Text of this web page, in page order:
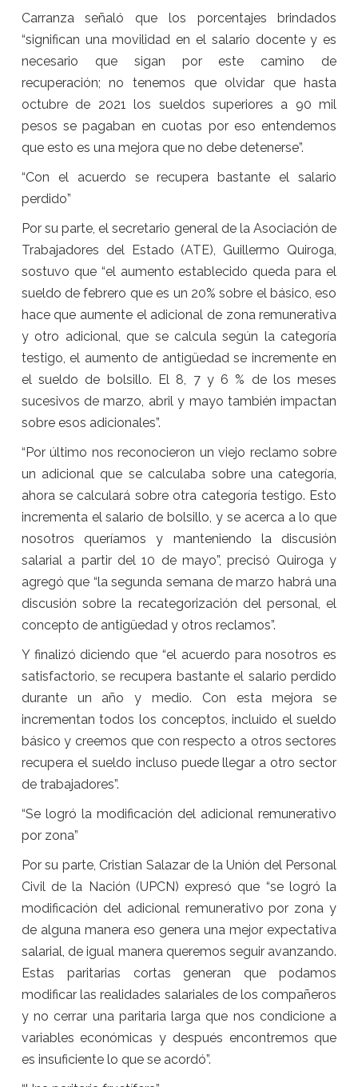
Carranza señaló que los porcentajes brindados
“significan una movilidad en el salario docente y es
necesario que sigan por este camino de
recuperación; no tenemos que olvidar que hasta
octubre de 2021 los sueldos superiores a 90 mil
pesos se pagaban en cuotas por eso entendemos
que esto es una mejora que no debe detenerse”.
“Con el acuerdo se recupera bastante el salario
perdido”
Por su parte, el secretario general de la Asociación de
Trabajadores del Estado (ATE), Guillermo Quiroga,
sostuvo que “el aumento establecido queda para el
sueldo de febrero que es un 20% sobre el básico, eso
hace que aumente el adicional de zona remunerativa
y otro adicional, que se calcula según la categoría
testigo, el aumento de antigüedad se incremente en
el sueldo de bolsillo. El 8, 7 y 6 % de los meses
sucesivos de marzo, abril y mayo también impactan
sobre esos adicionales”.
“Por último nos reconocieron un viejo reclamo sobre
un adicional que se calculaba sobre una categoría,
ahora se calculará sobre otra categoría testigo. Esto
incrementa el salario de bolsillo, y se acerca a lo que
nosotros queríamos y manteniendo la discusión
salarial a partir del 10 de mayo”, precisó Quiroga y
agregó que “la segunda semana de marzo habrá una
discusión sobre la recategorización del personal, el
concepto de antigüedad y otros reclamos”.
Y finalizó diciendo que “el acuerdo para nosotros es
satisfactorio, se recupera bastante el salario perdido
durante un año y medio. Con esta mejora se
incrementan todos los conceptos, incluido el sueldo
básico y creemos que con respecto a otros sectores
recupera el sueldo incluso puede llegar a otro sector
de trabajadores”.
“Se logró la modificación del adicional remunerativo
por zona”
Por su parte, Cristian Salazar de la Unión del Personal
Civil de la Nación (UPCN) expresó que “se logró la
modificación del adicional remunerativo por zona y
de alguna manera eso genera una mejor expectativa
salarial, de igual manera queremos seguir avanzando.
Estas paritarias cortas generan que podamos
modificar las realidades salariales de los compañeros
y no cerrar una paritaria larga que nos condicione a
variables económicas y después encontremos que
es insuficiente lo que se acordó”.